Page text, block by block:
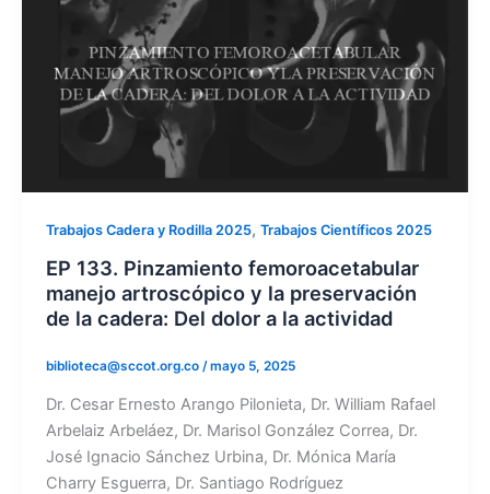
Trabajos Cadera y Rodilla 2025, Trabajos Científicos 2025
EP 133. Pinzamiento femoroacetabular
manejo artroscópico y la preservación
de la cadera: Del dolor a la actividad
biblioteca@sccot.org.co /mayo 5, 2025
Dr. Cesar Ernesto Arango Pilonieta, Dr. William Rafael
Arbelaiz Arbeláez, Dr. Marisol González Correa, Dr.
José Ignacio Sánchez Urbina, Dr. Mónica María
Charry Esguerra, Dr. Santiago Rodríguez